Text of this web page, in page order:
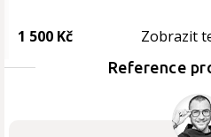
1 500 Kč Zobrazit
Reference